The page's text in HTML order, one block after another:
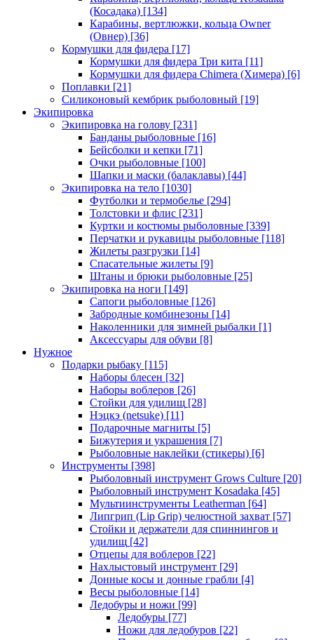
(Косадака) [134]
Карабины, вертлюжки, кольца Owner
(Овнер) [36]
Кормушки для фидера [17]
Кормушки для фидера Три кита [11]
Кормушки для фидера Chimera (Химера) [6]
Поплавки [21]
Силиконовый кембрик рыболовный [19]
Экипировка
Экипировка на голову [231]
Банданы рыболовные [16]
Бейсболки и кепки [71]
Очки рыболовные [100]
Шапки и маски (балаклавы) [44]
Экипировка на тело [1030]
Футболки и термобелье [294]
Толстовки и флис [231]
Куртки и костюмы рыболовные [339]
Перчатки и рукавицы рыболовные [118]
Жилеты разгрузки [14]
Спасательные жилеты [9]
Штаны и брюки рыболовные [25]
Экипировка на ноги [149]
Сапоги рыболовные [126]
Забродные комбинезоны [14]
Наколенники для зимней рыбалки [1]
Аксессуары для обуви [8]
Нужное
Подарки рыбаку [115]
Наборы блесен [32]
Наборы воблеров [26]
Стойки для удилищ [28]
Нэцкэ (netsuke) [11]
Подарочные магниты [5]
Бижутерия и украшения [7]
Рыболовные наклейки (стикеры) [6]
Инструменты [398]
Рыболовный инструмент Grows Culture [20]
Рыболовный инструмент Kosadaka [45]
Мультиинструменты Leatherman [64]
Липгрип (Lip Grip) челюстной захват [57]
Стойки и держатели для спиннингов и
удилищ [42]
Отцепы для воблеров [22]
Нахлыстовый инструмент [29]
Донные косы и донные грабли [4]
Весы рыболовные [14]
Ледобуры и ножи [99]
Ледобуры [77]
Ножи для ледобуров [22]